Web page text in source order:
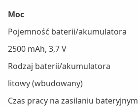
Moc
Pojemność baterii/akumulatora
2500 mAh, 3,7 V
Rodzaj baterii/akumulatora
litowy (wbudowany)
Czas pracy na zasilaniu bateryjnym